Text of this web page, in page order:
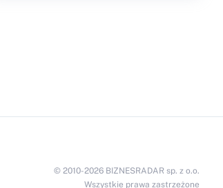
© 2010-2026 BIZNESRADAR sp. z o.o.
Wszystkie prawa zastrzeżone